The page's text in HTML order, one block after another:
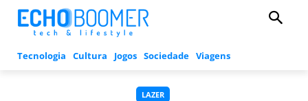
Tecnologia Cultura Jogos Sociedade Viagens
LAZER